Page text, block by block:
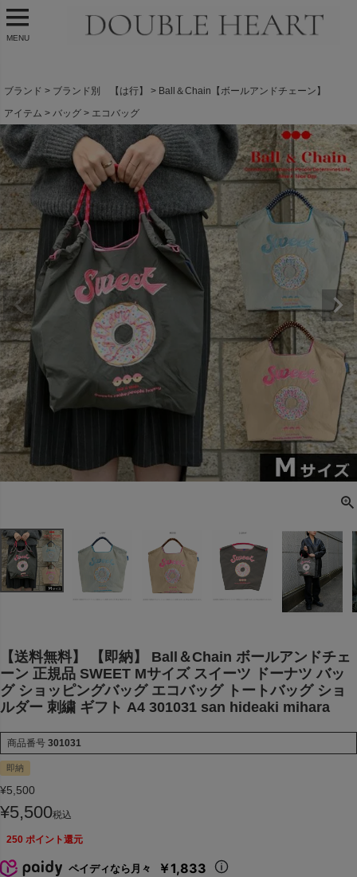
MENU
ブランド ブランド別 【は行】
Ball＆Chain【ボールアンドチェーン】
アイテム
バッグ エコバッグ
【送料無料】 【即納】 Ball＆Chain ボールアンドチェ
ーン 正規品 SWEET Mサイズ スイーツ ドーナツ バッ
グ ショッピングバッグ エコバッグ トートバッグ ショ
ルダー 刺繍 ギフト A4 301031 san hideaki mihara
商品番号 301031
即納
¥5,500
¥5,500税込
250 ポイント還元
ペイディなら月々 ￥1,833